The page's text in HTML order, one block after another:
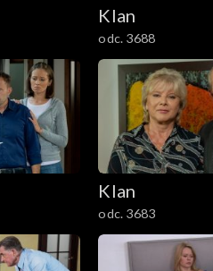
Klan
odc. 3688
Klan
odc. 3683